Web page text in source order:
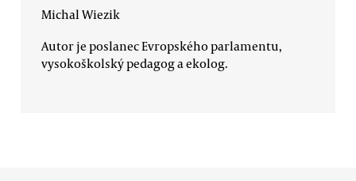
Michal Wiezik
Autor je poslanec Evropského parlamentu,
vysokoškolský pedagog a ekolog.